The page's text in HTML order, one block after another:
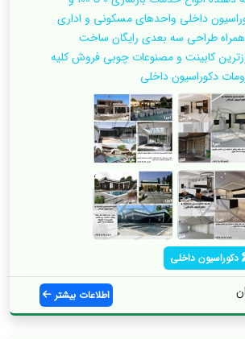
داخلی واحدهای مسکونی و اداری
طراحی سه بعدی رایگان ساخت
کابینت و مصنوعات چوبی فروش کلیه
دکوراسیون داخلی
دکوراسیون داخلی
اطلاعات بیشتر